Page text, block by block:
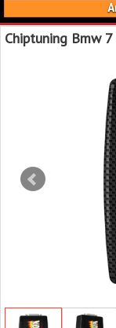
Chiptuning Bmw